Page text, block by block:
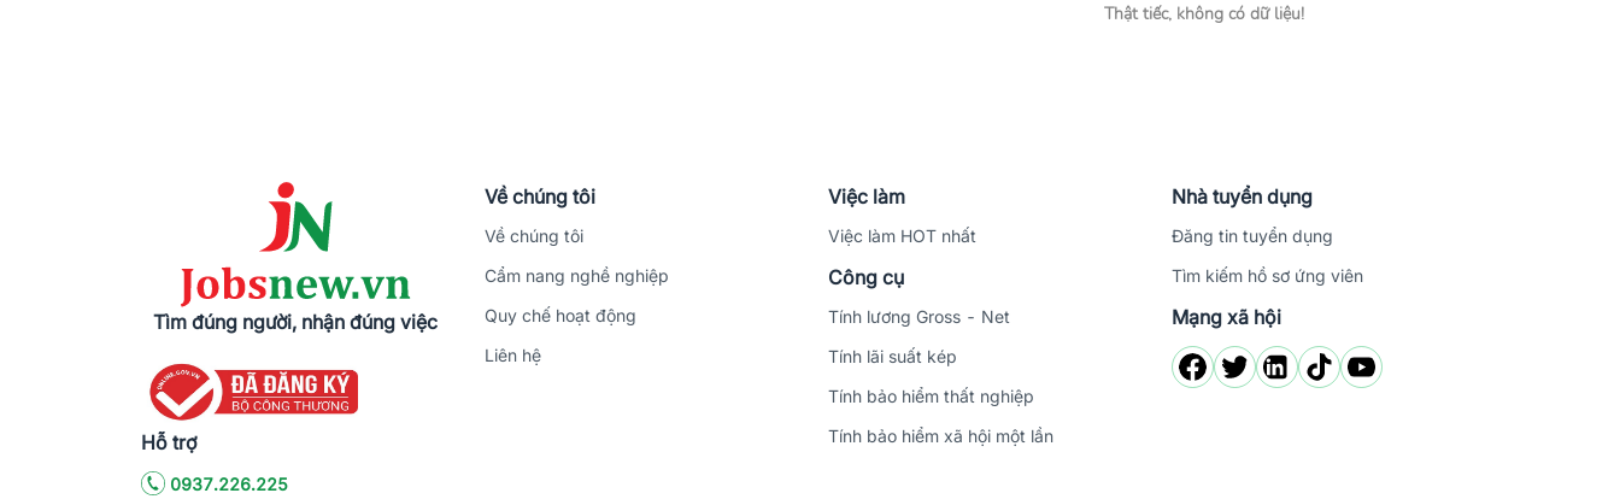
Thật tiếc, không có dữ liệu!
Tìm đúng người, nhận đúng việc
Hỗ trợ
0937.226.225
Về chúng tôi
Về chúng tôi
Cẩm nang nghề nghiệp
Quy chế hoạt động
Liên hệ
Việc làm
Việc làm HOT nhất
Công cụ
Tính lương Gross - Net
Tính lãi suất kép
Tính bảo hiểm thất nghiệp
Tính bảo hiểm xã hội một lần
Nhà tuyển dụng
Đăng tin tuyển dụng
Tìm kiếm hồ sơ ứng viên
Mạng xã hội